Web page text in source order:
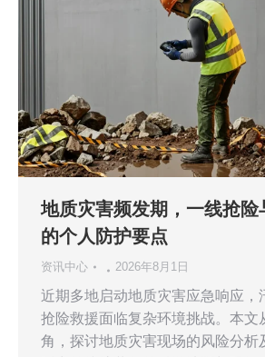
地质灾害频发期，一线抢险
的个人防护要点
资讯中心 2026年8月1日
近期多地启动地质灾害应急响应，
抢险救援面临复杂环境挑战。本文
角，探讨地质灾害现场的风险分析